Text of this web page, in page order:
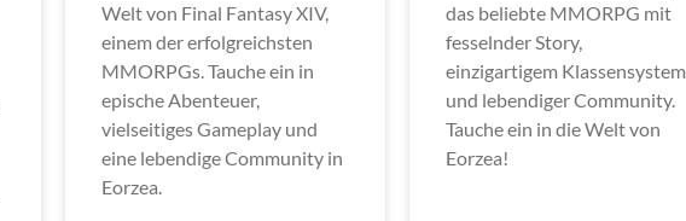
Welt von Final Fantasy XIV,
einem der erfolgreichsten
MMORPGs. Tauche ein in
epische Abenteuer,
vielseitiges Gameplay und
eine lebendige Community in
Eorzea.
das beliebte MMORPG mit
fesselnder Story,
einzigartigem Klassensystem
und lebendiger Community.
Tauche ein in die Welt von
Eorzea!